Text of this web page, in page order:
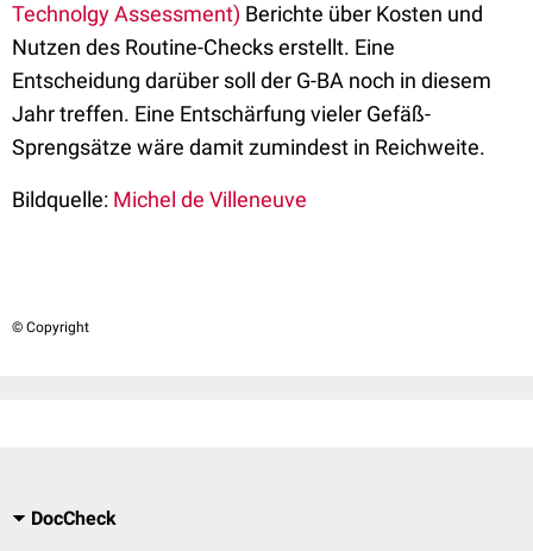
Technolgy Assessment) Berichte über Kosten und
Nutzen des Routine-Checks erstellt. Eine
Entscheidung darüber soll der G-BA noch in diesem
Jahr treffen. Eine Entschärfung vieler Gefäß-
Sprengsätze wäre damit zumindest in Reichweite.
Bildquelle: Michel de Villeneuve
© Copyright
DocCheck